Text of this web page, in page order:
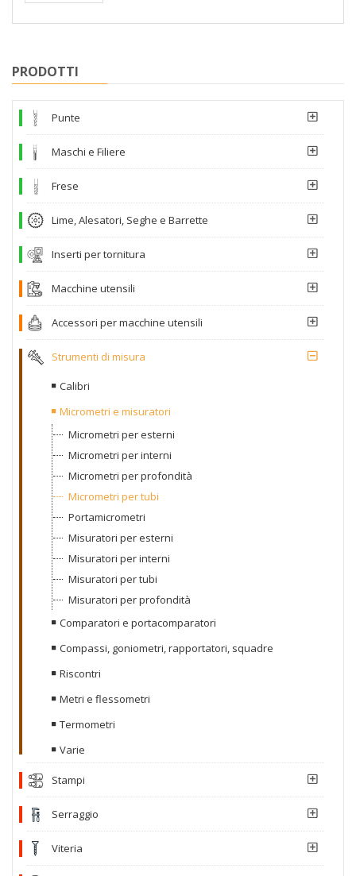
PRODOTTI
Punte
Maschi e Filiere
Frese
Lime, Alesatori, Seghe e Barrette
Inserti per tornitura
Macchine utensili
Accessori per macchine utensili
Strumenti di misura
Calibri
Micrometri e misuratori
Micrometri per esterni
Micrometri per interni
Micrometri per profondità
Micrometri per tubi
Portamicrometri
Misuratori per esterni
Misuratori per interni
Misuratori per tubi
Misuratori per profondità
Comparatori e portacomparatori
Compassi, goniometri, rapportatori, squadre
Riscontri
Metri e flessometri
Termometri
Varie
Stampi
Serraggio
Viteria